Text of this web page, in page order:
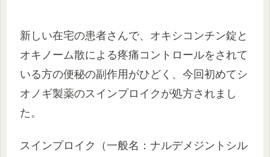
新しい在宅の患者さんで、オキシコンチン錠と
オキノーム散による疼痛コントロールをされて
いる方の便秘の副作用がひどく、今回初めてシ
オノギ製薬のスインプロイクが処方されまし
た。
スインプロイク（一般名：ナルデメジントシル